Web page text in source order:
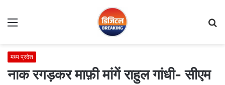
Menu
मध्य प्रदेश
नाक रगड़कर माफ़ी मांगें राहुल गांधी- सीएम